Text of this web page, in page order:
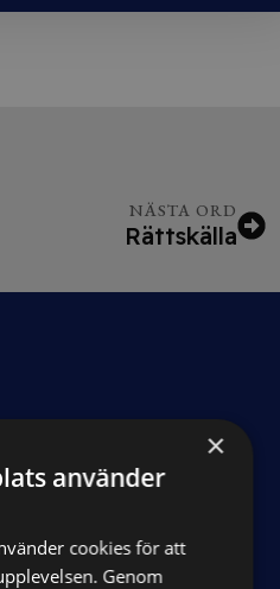
NÄSTA ORD
Rättskälla
×
använder
cookies för att
Genom